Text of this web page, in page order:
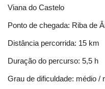
Viana do Castelo
Ponto de chegada: Riba de
Distância percorrida: 15 km
Duração do percurso: 5,5 h
Grau de dificuldade: médio /